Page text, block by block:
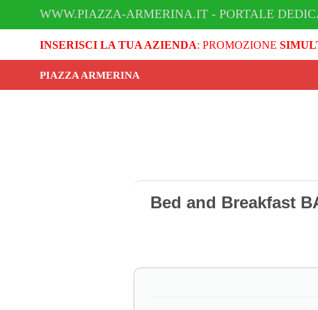
WWW.PIAZZA-ARMERINA.IT - PORTALE
INSERISCI LA TUA AZIENDA: PROMOZIONE
PIAZZA ARMERINA
Bed and Breakfast